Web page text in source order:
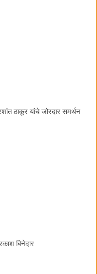
ठाकूर यांचे जोरदार समर्थन
बिनेदार